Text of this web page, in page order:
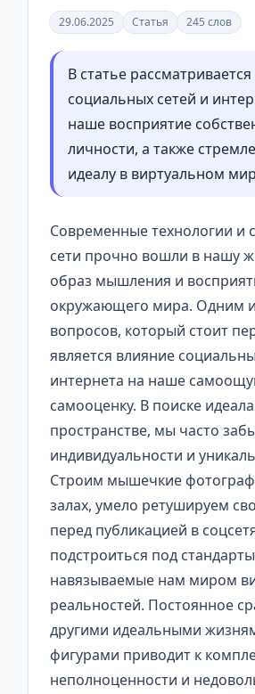
29.06.2025 Статья 245 слов
В статье
социальных сетей и
наше восприятие
личности, а также
идеалу в виртуальном
Современные технологии и
сети прочно вошли в нашу
образ мышления и
окружающего мира. Одним
вопросов, который стоит
является влияние
интернета на наше
самооценку. В поиске
пространстве, мы часто
индивидуальности и
Строим мышечкие
залах, умело ретушируем
перед публикацией в
подстроиться под
навязываемые нам миром
реальностей. Постоянное
другими идеальными
фигурами приводит к
неполноценности и